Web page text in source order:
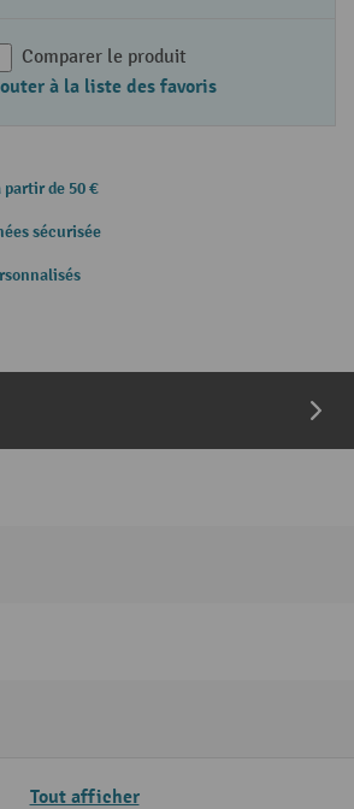
Comparer le produit
à la liste des favoris
de 50 €
sécurisée
Tout afficher